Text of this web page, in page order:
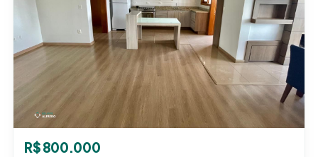
R$ 800.000